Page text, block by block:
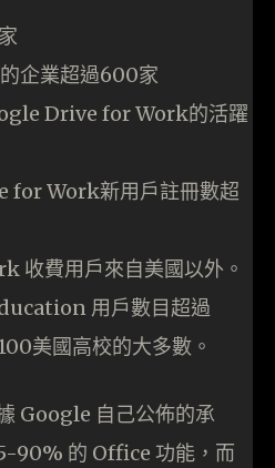
企業超過600家
Drive for Work的活躍
for Work新用戶註冊數超
收費用戶來自美國以外。
用戶數目超過
美國高校的大多數。
Google 自己公佈的承
90% 的 Office 功能，而